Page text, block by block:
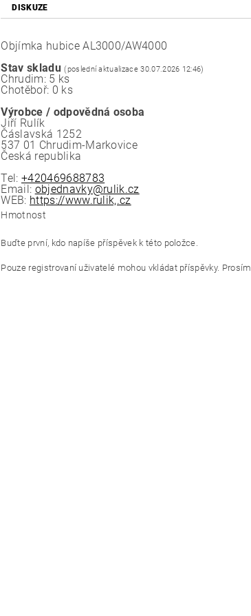
DISKUZE
Objímka hubice AL3000/AW4000
Stav skladu (poslední aktualizace 30.07.2026 12:46)
Chrudim: 5 ks
Chotěboř: 0 ks
Výrobce / odpovědná osoba
Jiří Rulík
Čáslavská 1252
537 01 Chrudim-Markovice
Česká republika
Tel:+420469688783
Email: objednavky@rulik.cz
WEB: https://www.rulik,.cz
Hmotnost
Buďte první, kdo napíše příspěvek k této položce.
Pouze registrovaní uživatelé mohou vkládat příspěvky. Prosím